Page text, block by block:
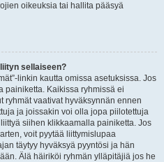
oikeuksia tai hallita pääsyä
sellaiseen?
linkin kautta omissa asetuksissa. Jos
painiketta. Kaikissa ryhmissä ei
ryhmät vaativat hyväksynnän ennen
ja joissakin voi olla jopa piilotettuja
siihen klikkaamalla painiketta. Jos
voit pyytää liittymislupaa
täytyy hyväksyä pyyntösi ja hän
Älä häiriköi ryhmän ylläpitäjiä jos he